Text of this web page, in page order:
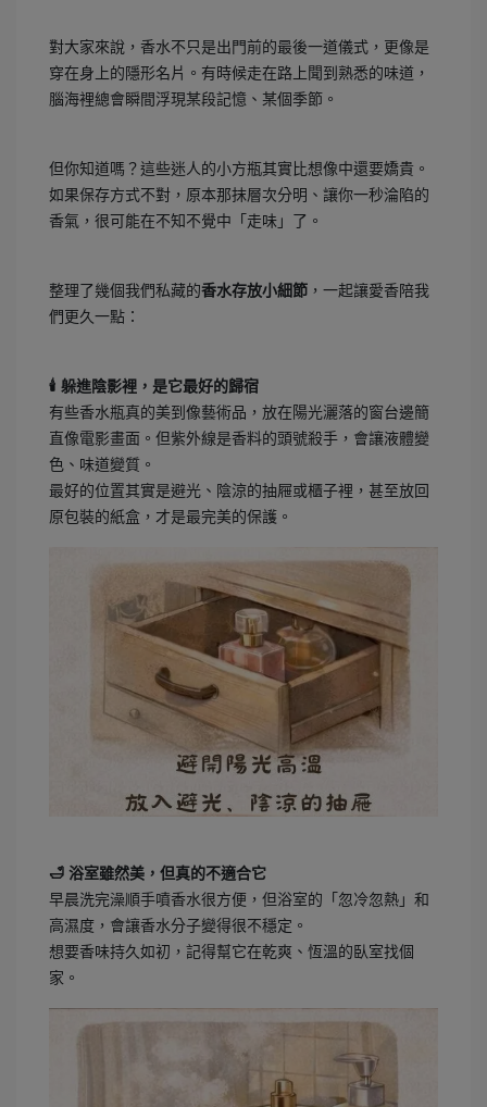
對大家來說，香水不只是出門前的最後一道儀式，更像是
穿在身上的隱形名片。有時候走在路上聞到熟悉的味道，
腦海裡總會瞬間浮現某段記憶、某個季節。
但你知道嗎？這些迷人的小方瓶其實比想像中還要嬌貴。
如果保存方式不對，原本那抹層次分明、讓你一秒淪陷的
香氣，很可能在不知不覺中「走味」了。
整理了幾個我們私藏的香水存放小細節 ，一起讓愛香陪我
們更久一點：
🕯️ 躲進陰影裡，是它最好的歸宿
有些香水瓶真的美到像藝術品，放在陽光灑落的窗台邊簡
直像電影畫面。但紫外線是香料的頭號殺手，會讓液體變
色、味道變質。
最好的位置其實是避光、陰涼的抽屜或櫃子裡，甚至放回
原包裝的紙盒，才是最完美的保護。
🛁 浴室雖然美，但真的不適合它
早晨洗完澡順手噴香水很方便，但浴室的「忽冷忽熱」和
高濕度，會讓香水分子變得很不穩定。
想要香味持久如初，記得幫它在乾爽、恆溫的臥室找個
家。